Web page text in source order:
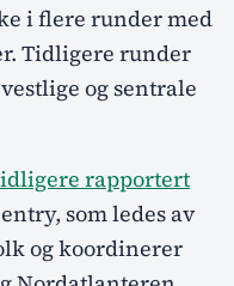
i flere runder med
Tidligere runder
og sentrale
rapportert
som ledes av
og koordinerer